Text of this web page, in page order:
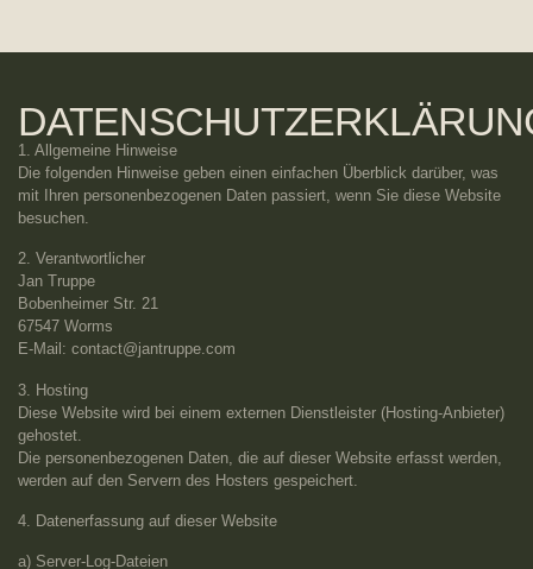
1. Allgemeine Hinweise
Die folgenden Hinweise geben einen einfachen Überblick darüber, was
mit Ihren personenbezogenen Daten passiert, wenn Sie diese Website
besuchen.
2. Verantwortlicher
Jan Truppe
Bobenheimer Str. 21
67547 Worms
E-Mail: contact@jantruppe.com
3. Hosting
Diese Website wird bei einem externen Dienstleister (Hosting-Anbieter)
gehostet.
Die personenbezogenen Daten, die auf dieser Website erfasst werden,
werden auf den Servern des Hosters gespeichert.
4. Datenerfassung auf dieser Website
a) Server-Log-Dateien